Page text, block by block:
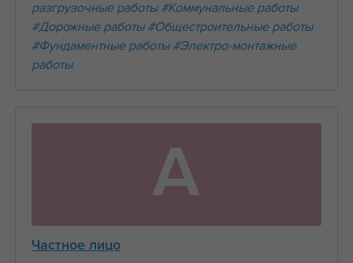
разгрузочные работы #Коммунальные работы
#Дорожные работы #Общестроительные работы
#Фундаментные работы #Электро-монтажные
работы
А
Частное лицо